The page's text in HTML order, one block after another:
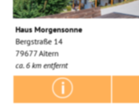
Haus Morgensonne
Bergstraße 14
79677 Aitern
ca. 6 km entfernt